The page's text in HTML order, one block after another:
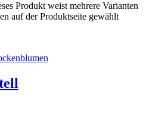
Produkt weist mehrere Varianten
auf der Produktseite gewählt